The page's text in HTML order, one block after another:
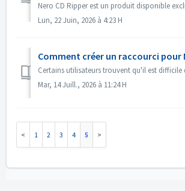
Lun, 22 Juin, 2026 à 4:23 H
Comment créer un raccourci pour
Mar, 14 Juill., 2026 à 11:24 H
1 2 3 4 5